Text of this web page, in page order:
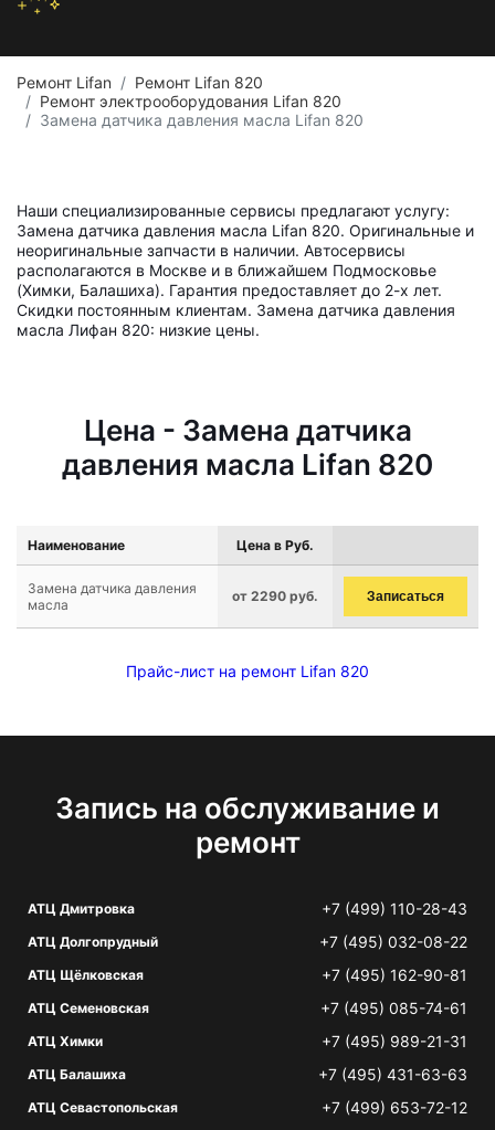
Ремонт Lifan
Ремонт Lifan 820
Ремонт электрооборудования Lifan 820
Замена датчика давления масла Lifan 820
Наши специализированные сервисы предлагают услугу:
Замена датчика давления масла Lifan 820. Оригинальные и
неоригинальные запчасти в наличии. Автосервисы
располагаются в Москве и в ближайшем Подмосковье
(Химки, Балашиха). Гарантия предоставляет до 2-х лет.
Скидки постоянным клиентам. Замена датчика давления
масла Лифан 820: низкие цены.
Цена - Замена датчика
давления масла Lifan 820
Наименование Цена в Руб.
Замена датчика давления
масла
от 2290 руб. Записаться
Прайс-лист на ремонт Lifan 820
Запись на обслуживание и
ремонт
АТЦ Дмитровка +7 (499) 110-28-43
АТЦ Долгопрудный +7 (495) 032-08-22
АТЦ Щёлковская +7 (495) 162-90-81
АТЦ Семеновская +7 (495) 085-74-61
АТЦ Химки +7 (495) 989-21-31
АТЦ Балашиха +7 (495) 431-63-63
АТЦ Севастопольская +7 (499) 653-72-12